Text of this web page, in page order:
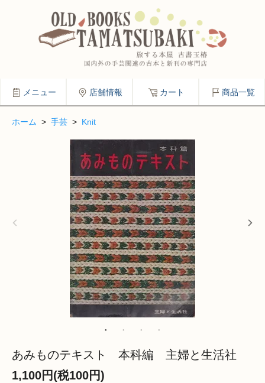
メニュー 店舗情報 カート 商品一覧
ホーム > 手芸 > Knit
あみものテキスト 本科編 主婦と生活社
1,100円(税100円)